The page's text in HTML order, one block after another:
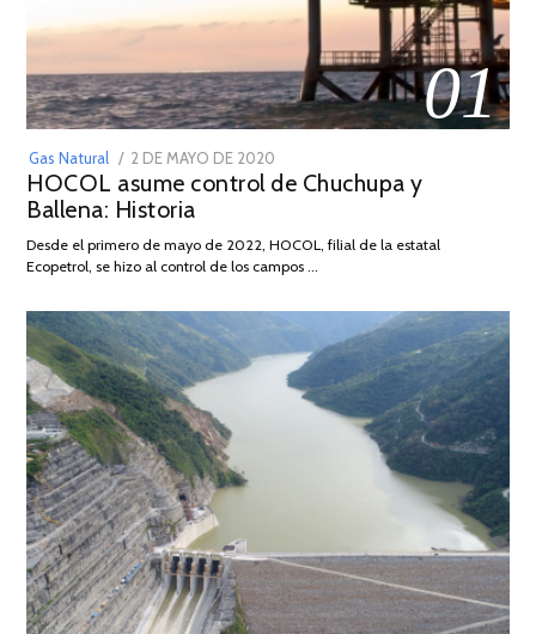
01
Gas Natural
POSTED
ON
2 DE MAYO DE 2020
DE
2026
HOCOL asume control de Chuchupa y
Ballena: Historia
Desde el primero de mayo de 2022, HOCOL, filial de la estatal
Ecopetrol, se hizo al control de los campos …